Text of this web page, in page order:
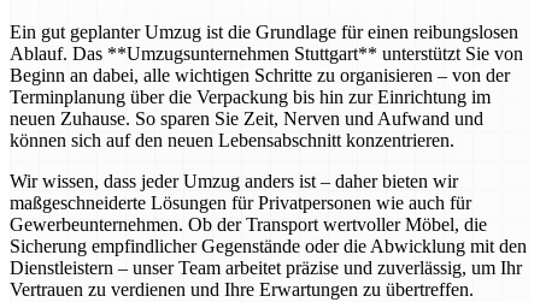
Ein gut geplanter Umzug ist die Grundlage für einen reibungslosen
Ablauf. Das **Umzugsunternehmen Stuttgart** unterstützt Sie von
Beginn an dabei, alle wichtigen Schritte zu organisieren – von der
Terminplanung über die Verpackung bis hin zur Einrichtung im
neuen Zuhause. So sparen Sie Zeit, Nerven und Aufwand und
können sich auf den neuen Lebensabschnitt konzentrieren.
Wir wissen, dass jeder Umzug anders ist – daher bieten wir
maßgeschneiderte Lösungen für Privatpersonen wie auch für
Gewerbeunternehmen. Ob der Transport wertvoller Möbel, die
Sicherung empfindlicher Gegenstände oder die Abwicklung mit den
Dienstleistern – unser Team arbeitet präzise und zuverlässig, um Ihr
Vertrauen zu verdienen und Ihre Erwartungen zu übertreffen.